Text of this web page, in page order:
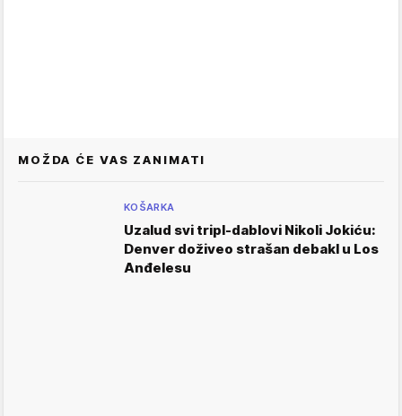
MOŽDA ĆE VAS ZANIMATI
KOŠARKA
Uzalud svi tripl-dablovi Nikoli Jokiću:
Denver doživeo strašan debakl u Los
Anđelesu